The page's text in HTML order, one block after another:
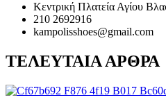
Κεντρική Πλατεία Αγίου
210 2692916
kampolisshoes@gmail.com
ΤΕΛΕΥΤΑΙΑ ΑΡΘΡΑ